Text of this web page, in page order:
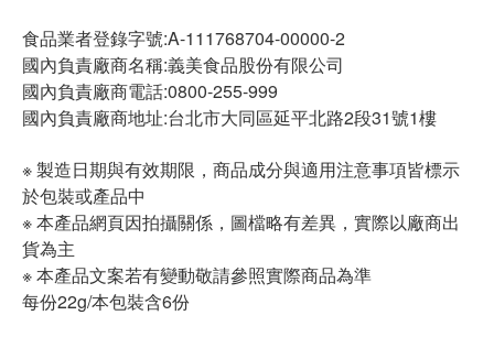
食品業者登錄字號:A-111768704-00000-2
國內負責廠商名稱:義美食品股份有限公司
國內負責廠商電話:0800-255-999
國內負責廠商地址:台北市大同區延平北路2段31號1樓
※ 製造日期與有效期限，商品成分與適用注意事項皆標示
於包裝或產品中
※ 本產品網頁因拍攝關係，圖檔略有差異，實際以廠商出
貨為主
※ 本產品文案若有變動敬請參照實際商品為準
每份22g/本包裝含6份